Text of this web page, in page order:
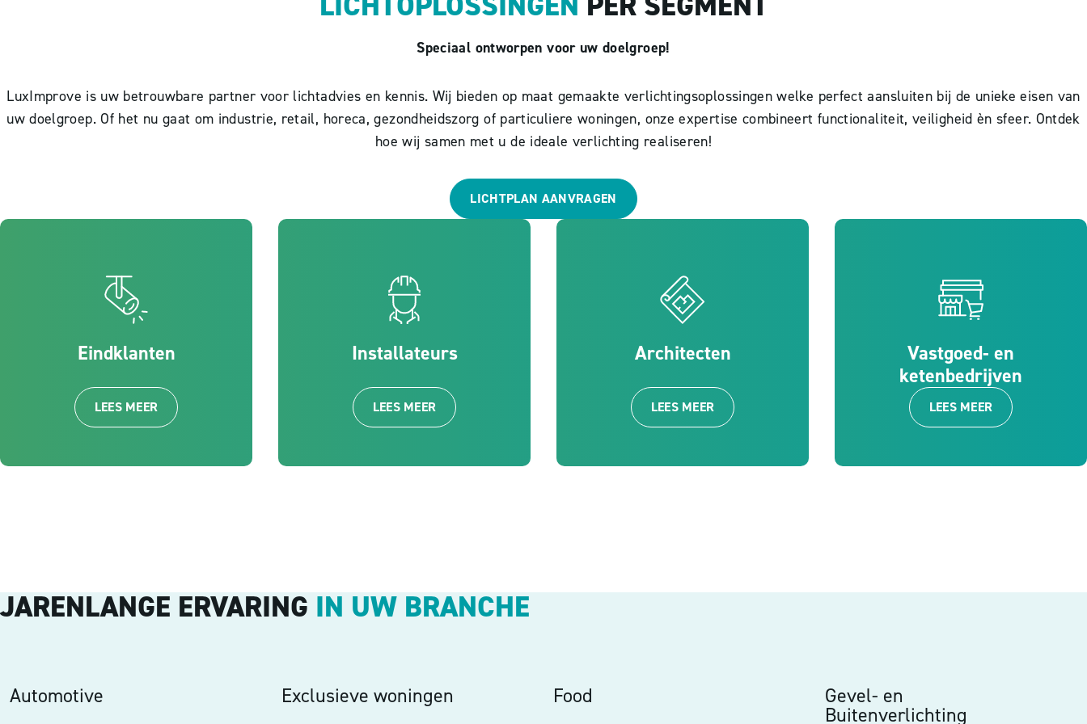
Speciaal ontworpen voor uw doelgroep!
LuxImprove is uw betrouwbare partner voor lichtadvies en kennis. Wij bieden op maat gemaakte verlichtingsoplossingen welke perfect aansluiten bij de unieke eisen van
uw doelgroep. Of het nu gaat om industrie, retail, horeca, gezondheidszorg of particuliere woningen, onze expertise combineert functionaliteit, veiligheid èn sfeer. Ontdek
hoe wij samen met u de ideale verlichting realiseren!
LICHTPLAN AANVRAGEN
Eindklanten
LEES MEER
Installateurs
LEES MEER
Architecten
LEES MEER
Vastgoed- en
ketenbedrijven
LEES MEER
JARENLANGE ERVARING IN UW BRANCHE
Automotive Exclusieve woningen Food Gevel- en
Buitenverlichting